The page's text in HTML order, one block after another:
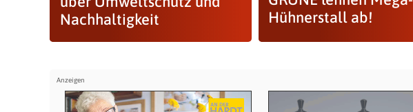
Nachhaltigkeit
Hühnerstall ab!